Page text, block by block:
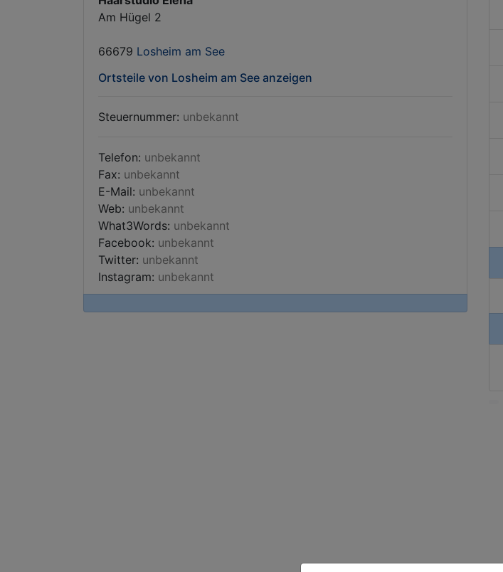
Am Hügel 2
66679 Losheim am See
Ortsteile von Losheim am See anzeigen
Steuernummer: unbekannt
Telefon: unbekannt
Fax: unbekannt
E-Mail: unbekannt
Web: unbekannt
What3Words: unbekannt
Facebook: unbekannt
Twitter: unbekannt
Instagram: unbekannt